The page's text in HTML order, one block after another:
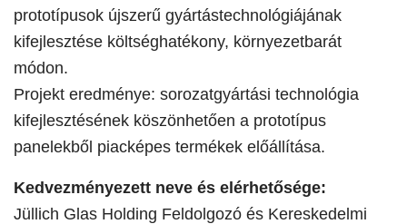
prototípusok újszerű gyártástechnológiájának
kifejlesztése költséghatékony, környezetbarát
módon.
Projekt eredménye: sorozatgyártási technológia
kifejlesztésének köszönhetően a prototípus
panelekből piacképes termékek előállítása.
Kedvezményezett neve és elérhetősége:
Jüllich Glas Holding Feldolgozó és Kereskedelmi